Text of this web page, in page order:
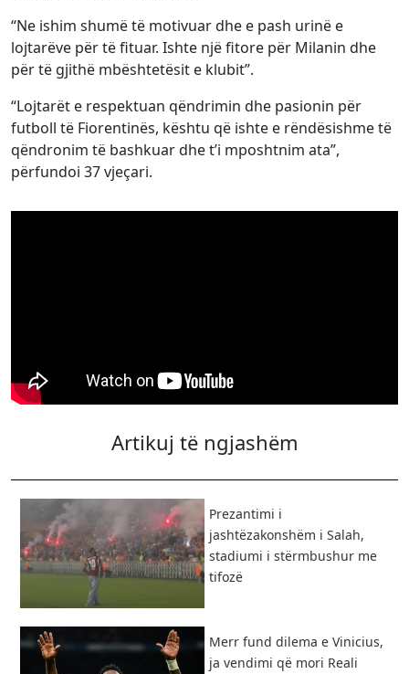
“Ne ishim shumë të motivuar dhe e pash urinë e
lojtarëve për të fituar. Ishte një fitore për Milanin dhe
për të gjithë mbështetësit e klubit”.
“Lojtarët e respektuan qëndrimin dhe pasionin për
futboll të Fiorentinës, kështu që ishte e rëndësishme të
qëndronim të bashkuar dhe t’i mposhtnim ata”,
përfundoi 37 vjeçari.
Artikuj të ngjashëm
Prezantimi i
jashtëzakonshëm i Salah,
stadiumi i stërmbushur me
tifozë
Merr fund dilema e Vinicius,
ja vendimi që mori Reali